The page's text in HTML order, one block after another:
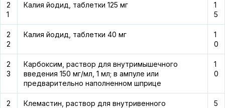
2
1
Калия йодид, таблетки 125 мг
1
5
2
2
Калия йодид, таблетки 40 мг
1
0
2
3
Карбоксим, раствор для внутримышечного
введения 150 мг/мл, 1 мл; в ампуле или
предварительно наполненном шприце
1
0
2
Клемастин, раствор для внутривенного
5